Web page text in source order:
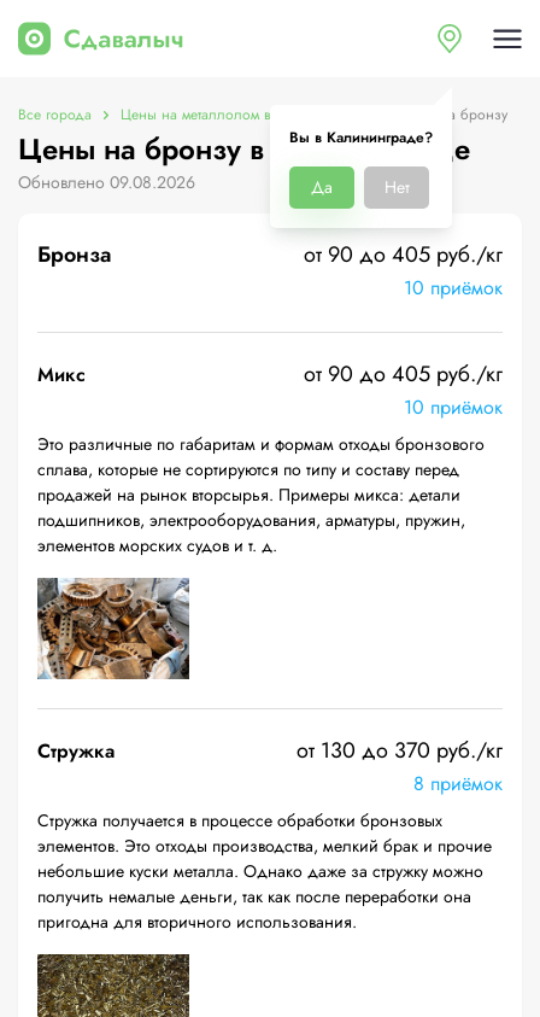
Вы в Калининграде?
Да Нет
Все города Цены на металлолом в Калининграде Цены на бронзу
Цены на бронзу в Калининграде
Обновлено 09.08.2026
Бронза от 90 до 405 руб./кг
10 приёмок
Микс от 90 до 405 руб./кг
10 приёмок
Это различные по габаритам и формам отходы бронзового
сплава, которые не сортируются по типу и составу перед
продажей на рынок вторсырья. Примеры микса: детали
подшипников, электрооборудования, арматуры, пружин,
элементов морских судов и т. д.
Стружка от 130 до 370 руб./кг
8 приёмок
Стружка получается в процессе обработки бронзовых
элементов. Это отходы производства, мелкий брак и прочие
небольшие куски металла. Однако даже за стружку можно
получить немалые деньги, так как после переработки она
пригодна для вторичного использования.